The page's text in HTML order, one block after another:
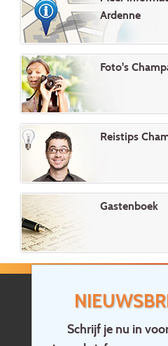
Schrijf je nu in
Ardenne
Foto's
Reistips
Gastenboek